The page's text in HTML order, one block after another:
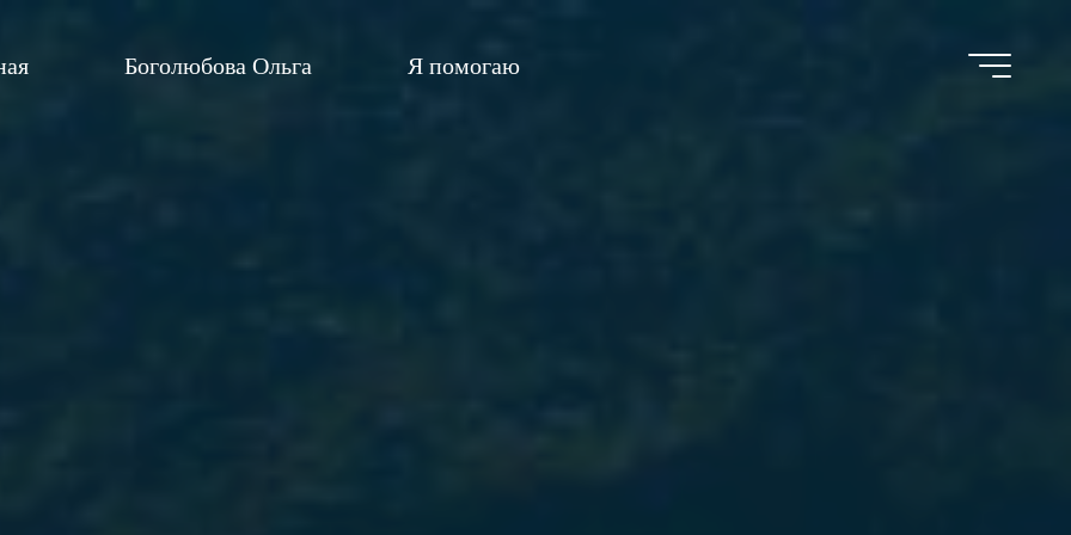
Боголюбова Ольга Я помогаю